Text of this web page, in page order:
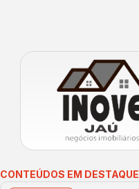
CONTEÚDOS EM DESTAQUE